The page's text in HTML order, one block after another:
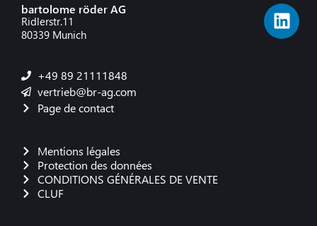
bartolome röder AG
Ridlerstr.11
80339 Munich
+49 89 21111848
vertrieb@br-ag.com
Page de contact
Mentions légales
Protection des données
CONDITIONS GÉNÉRALES DE VENTE
CLUF